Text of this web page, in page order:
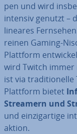
pen und wird
intensiv genutzt –
lineares
reinen Gaming-
Plattform
wird Twitch immer
ist via tra­di­tio­nel­le
Plattform bietet
Streamern und
und ein­zig­ar­ti­ge
ak­ti­on.